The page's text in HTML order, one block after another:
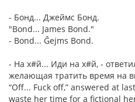
- Бонд... Джеймс Бонд.
"Bond... James Bond."
- Bond... Ĝejms Bond.
- На х#й... Иди на х#й, -
желающая тратить время на
“Off... Fuck off,” answered at
waste her time for a fictional